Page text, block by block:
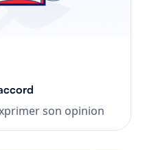
son opinion